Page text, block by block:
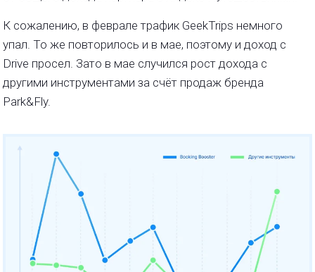
К сожалению, в феврале трафик GeekTrips немного
упал. То же повторилось и в мае, поэтому и доход с
Drive просел. Зато в мае случился рост дохода с
другими инструментами за счёт продаж бренда
Park&Fly.